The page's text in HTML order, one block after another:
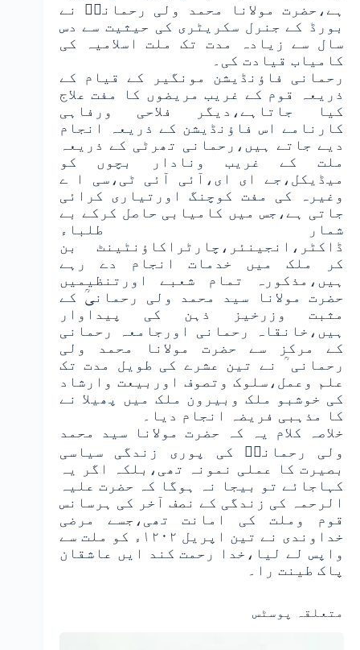
ہے،حضرت مولانا محمد ولی رحمانیؒ نے
بورڈ کے جنرل سکریٹری کی حیثیت سے دس
سال سے زیادہ مدت تک ملت اسلامیہ کی
کامیاب قیادت کی۔
رحمانی فاؤنڈیشن مونگیر کے قیام کے
ذریعہ قوم کے غریب مریضوں کا مفت علاج
کیا جاتاہے،دیگر فلاحی ورفاہی
کارنامے اس فاؤنڈیشن کے ذریعہ انجام
دیے جاتے ہیں،رحمانی تھرٹی کے ذریعہ
ملت کے غریب ونادار بچوں کو
میڈیکل،جے ای ای،آئی آئی ٹی،سی ا ے
وغیرہ کی مفت کوچنگ اورتیاری کرائی
جاتی ہے،جس میں کامیابی حاصل کرکے بے
شمار طلباء
ڈاکٹر،انجینئر،چارٹراکاؤنٹینٹ بن
کر ملک میں خدمات انجام دے رہے
ہیں،مذکورہ تمام شعبے اورتنظیمیں
حضرت مولانا سید محمد ولی رحمانیؒ کے
مثبت وزرخیز ذہن کی پیداوار
ہیں،خانقاہ رحمانی اورجامعہ رحمانی
کے مرکز سے حضرت مولانا محمد ولی
رحمانی ؒ نے تین عشرے کی طویل مدت تک
علم وعمل،سلوک وتصوف اوربیعت وارشاد
کی خوشبو ملک وبیرون ملک میں پھیلا نے
کا مذہبی فریضہ انجام دیا۔
خلاصہ کلام یہ کہ حضرت مولانا سید محمد
ولی رحمانیؒ کی پوری زندگی سیاسی
بصیرت کا عملی نمونہ تھی،بلکہ اگر یہ
کہاجائے تو بیجا نہ ہوگا کہ حضرت علیہ
الرحمہ کی زندگی کے نصف آخر کی ہرسانس
قوم وملت کی امانت تھی،جسے مرضی
خداوندی نے تین اپریل ۱۲۰۲ء کو ملت سے
واپس لے لیا،خدا رحمت کند ایں عاشقان
پاک طینت را۔
متعلقہ پوسٹس